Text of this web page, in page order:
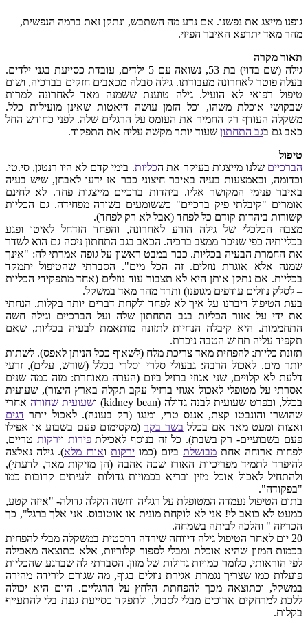
גופנו מייצג את נפשנו. אם נדע מה השתבש, ונתקן זאת ברמה הנפשית,
מהר מאד יתרפא האיבר הפיזי.
תאור מקרה
גילה (שם בדוי) בת 53, נשואה עם 5 ילדים, עובדת כסייעת בגני ילדים.
בעלה פוטר לאחרונה מעבודתו. גילה סבלה מכאבים חזקים בברכיה, ושום
טיפול רפואי לא הועיל. גילה טוענת ששמנה מאד לאחרונה למרות
שבקושי אוכלת משהו, וכל הזמן עושה דיאטות שאינן מועילות כלל.
משקלה העודף רק החמיר את העומס על הרגלים שלה. לפני כחודש החל
כאב גם בגב התחתון שעוד יותר מקשה עליה את התפקוד.
טיפול
הברכיים שלנו מייצגות בעיקר את הכליות. בימי קדם לא היו רנטגן, סי.טי.
וכדומה, ובאמצעות בעיה באיבר חיצוני כבר אז ידעו לאבחן, שיש בעיה
באיבר פנימי המקושר אליו. ביהדות ברכיים מייצגות פחד. לא לחינם
אומרים "קיבלתי פיק ברכיים" כששומעים בשורה מפחידה. גם הכליות
קשורות ביהדות קודם כל לפחד (אבל לא רק לפחד).
מצבה הכלכלי של גילה הורע לאחרונה, והפחד הזדחל לאיטו ופגע
בכליותיה כפי שניכר ממצב ברכיה. הכאב בגב התחתון ניסה גם הוא לשדר
את החמרת הבעיה בכליות. כבר במבט ראשון על גופה אמרתי לה: "אינך
שמנה אלא אוגרת נוזלים. זה הכל מים". הסברתי שהטיפול יתמקד
בכליות. אם נתקן אותן היא לא תצבור עוד נוזלים (אחד מתפקידי הכליות
– לסלק נוזלים עודפים מגופנו) ותרד מהר מאד במשקל.
בעת הטיפול דיברנו על איך לא לפחד ולקחת דברים יותר בקלות. הנחתי
את ידי על אזור הכליות בגב התחתון שלה ועל הברכיים וגילה חשה
התחממות. היא קיבלה הנחיות לתזונה מותאמת לבעיה בכליות, שאם
תקפיד עליה תחוש הטבה ניכרת.
תזונת כליות: להפחית מאד צריכת מלח (לשאוף ככל הניתן לאפס). לשתות
יותר מים. לאכול הרבה: גבעולי סלרי וסלרי בכלל (שורש, עלים), זרעי
דלעת לא קלויים, שני אגוזי ברזיל ביום (הערה מאוחרת: מזה כמה שנים
אסרתי על מטופלי לאכול אגוזי ברזיל עקב תקלה בארץ היצור), שעועית
בכלל, ובפרט שעועית לבנה גדולה (kidney bean) ו
שעועית שחורה אחרי
שהושרו והונבטו קצת, אננס טרי, ומנגו (רק בעונה). לאכול יותר דגים
ואצות ומעט מאד אם בכלל בשר בקר(מקסימום פעם בשבוע או אפילו
פעם בשבועיים- רק בשבת). כל זה בנוסף לאכילתפירות וירקות טריים,
לפחות ארוחה אחת מבושלת ביום (כמו ירקות ואורז מלא). גילה נאלצה
להיפרד לתמיד מפריכיות האורז שכה אהבה (הן מזיקות מאד, לדעתי),
ולהתחיל לאכול אוכל מזין ובריא בכמויות גדולות ולעיתים קרובות כמו
"בפקודה".
בתום הטיפול נעמדה המטופלת על רגליה וחשה הקלה גדולה- "איזה קטע,
כמעט לא כואב לי! אני לא לוקחת מונית או אוטובוס. אני אלך ברגל", כך
הכריזה " והלכה לביתה בשמחה.
20 יום לאחר הטיפול גילה דיווחה שירדה דרסטית במשקלה מבלי להפחית
בכמות המזון שהיא אוכלת ומבלי לספור קלוריות, אלא כתוצאה מאכילה
לפי הוראותי, כלומר כמויות גדולות של מזון. הסברתי לה שברגע שהכליות
פועלות כמו שצריך נגמרת אגירת נוזלים בגוף, מה שגורם לירידה מהירה
במשקל, וכתוצאה מכך להפחתת הלחץ על הרגליים. היום היא יכולה
ללכת למרחקים ארוכים מבלי לסבול, ולתפקד כסייעת גננת בלי להתעייף
בקלות.